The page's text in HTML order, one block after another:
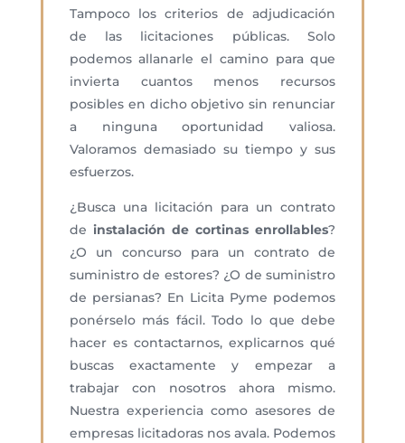
Tampoco los criterios de adjudicación
de las licitaciones públicas. Solo
podemos allanarle el camino para que
invierta cuantos menos recursos
posibles en dicho objetivo sin renunciar
a ninguna oportunidad valiosa.
Valoramos demasiado su tiempo y sus
esfuerzos.
¿Busca una licitación para un contrato
de instalación de cortinas enrollables?
¿O un concurso para un contrato de
suministro de estores? ¿O de suministro
de persianas? En Licita Pyme podemos
ponérselo más fácil. Todo lo que debe
hacer es contactarnos, explicarnos qué
buscas exactamente y empezar a
trabajar con nosotros ahora mismo.
Nuestra experiencia como asesores de
empresas licitadoras nos avala. Podemos